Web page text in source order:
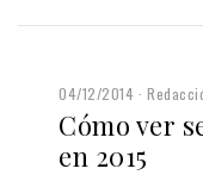
04/12/2014
Cómo ver
en 2015